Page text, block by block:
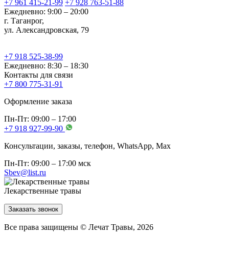
+7 961 415-21-99 +7 928 763-51-88
Ежедневно: 9:00 – 20:00
г. Таганрог,
ул. Александровская, 79
+7 918 525-38-99
Ежедневно: 8:30 – 18:30
Контакты для связи
+7 800 775-31-91
Оформление заказа
Пн-Пт: 09:00 – 17:00
+7 918 927-99-90
Консультации, заказы, телефон, WhatsApp, Мах
Пн-Пт: 09:00 – 17:00 мск
Sbev@list.ru
Лекарственные травы
Заказать звонок
Все права защищены © Лечат Травы, 2026